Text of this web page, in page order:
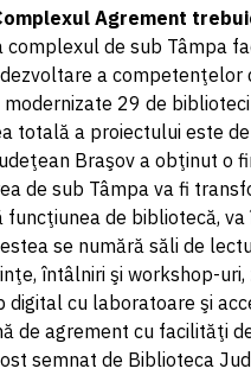
Agrement
complexul de sub Tâmpa
a
29 de
totală a proiectului este
Braşov a obţinut o
de sub Tâmpa va fi
funcţiunea de bibliotecă,
se numără săli de
întâlniri şi workshop-
digital cu laboratoare şi
de agrement cu facilităţi
semnat de Biblioteca